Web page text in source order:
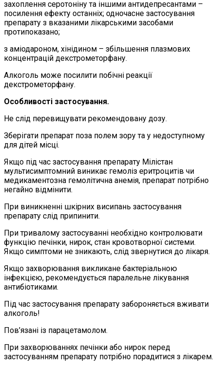
захоплення серотоніну та іншими антидепресантами –
посилення ефекту останніх; одночасне застосування
препарату з вказаними лікарськими засобами
протипоказано;
з аміодароном, хінідином – збільшення плазмових
концентрацій декстрометорфану.
Алкоголь може посилити побічні реакції
декстрометорфану.
Особливості застосування.
Не слід перевищувати рекомендовану дозу.
Зберігати препарат поза полем зору та у недоступному
для дітей місці.
Якщо під час застосування препарату Мілістан
мультисимптомний виникає гемоліз еритроцитів чи
медикаментозна гемолітична анемія, препарат потрібно
негайно відмінити.
При виникненні шкірних висипань застосування
препарату слід припинити.
При тривалому застосуванні необхідно контролювати
функцію печінки, нирок, стан кровотворної системи.
Якщо симптоми не зникають, слід звернутися до лікаря.
Якщо захворювання викликане бактеріальною
інфекцією, рекомендується паралельне лікування
антибіотиками.
Під час застосування препарату забороняється вживати
алкоголь!
Пов’язані із парацетамолом.
При захворюваннях печінки або нирок перед
застосуванням препарату потрібно порадитися з лікарем.